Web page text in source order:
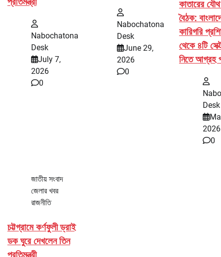
Nabochatona
Desk
July 7,
2026
0
Nabochatona
Desk
June 29,
2026
0
কাতারের
বৈঠক:
কারিগরি
থেকে ৪টি
নিতে আগ্রহ
Desk
2026
0
জাতীয় সংবাদ
জেলার খবর
রাজনীতি
চট্টগ্রামে কর্ণফুলী ড্রাই
ডক ঘুরে দেখলেন তিন